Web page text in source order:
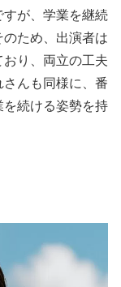
が、学業を継続
ため、出演者は
り、両立の工夫
んも同様に、番
続ける姿勢を持